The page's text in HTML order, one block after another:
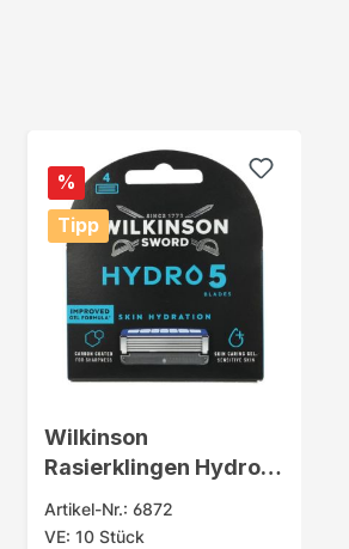
%
Tipp
Wilkinson
Rasierklingen Hydro 5
4er
Artikel-Nr.: 6872
VE: 10 Stück